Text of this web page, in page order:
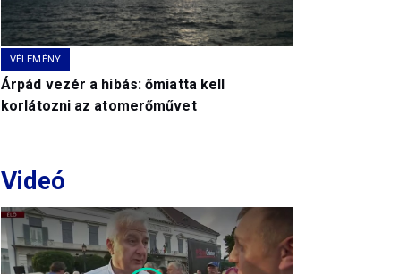
VÉLEMÉNY
Árpád vezér a hibás: őmiatta kell
korlátozni az atomerőművet
Videó